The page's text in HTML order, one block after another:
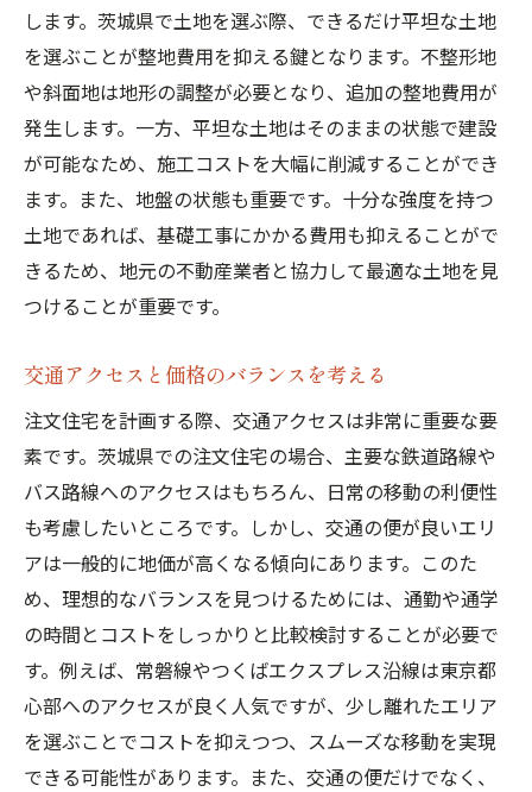
プロから学ぶ省エネ設計の重要性
予算内で個性を出すデザインの取り入れ方
理想の住まいと予算を両立するための注文住宅
の計画
優先順位を明確にするための家族会議
住宅計画書の作成で全体像を把握
段階的な施工計画で予算を分散
資金計画と支払いスケジュールの立案
DIYを活用したコスト削減のアイデア
注文住宅費用を抑えるために知っておくべき資
金計画のステップ
住宅ローンの種類とその比較
自己資金の準備とその使い方
補助金や税制優遇制度の活用
将来的な収入変動を考慮した計画
予備費の設定とその重要性
リスク管理のための保険加入の検討
茨城県で注文住宅を建てる際の費用を比較して
最良の選択を
します。茨城県で土地を選ぶ際、できるだけ平坦な土地
を選ぶことが整地費用を抑える鍵となります。不整形地
や斜面地は地形の調整が必要となり、追加の整地費用が
発生します。一方、平坦な土地はそのままの状態で建設
が可能なため、施工コストを大幅に削減することができ
ます。また、地盤の状態も重要です。十分な強度を持つ
土地であれば、基礎工事にかかる費用も抑えることがで
きるため、地元の不動産業者と協力して最適な土地を見
つけることが重要です。
交通アクセスと価格のバランスを考える
注文住宅を計画する際、交通アクセスは非常に重要な要
素です。茨城県での注文住宅の場合、主要な鉄道路線や
バス路線へのアクセスはもちろん、日常の移動の利便性
も考慮したいところです。しかし、交通の便が良いエリ
アは一般的に地価が高くなる傾向にあります。このた
め、理想的なバランスを見つけるためには、通勤や通学
の時間とコストをしっかりと比較検討することが必要で
す。例えば、常磐線やつくばエクスプレス沿線は東京都
心部へのアクセスが良く人気ですが、少し離れたエリア
を選ぶことでコストを抑えつつ、スムーズな移動を実現
できる可能性があります。また、交通の便だけでなく、